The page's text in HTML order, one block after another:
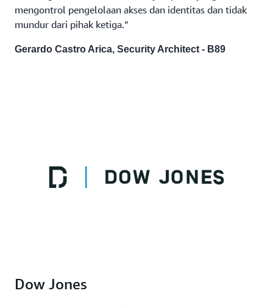
mengontrol pengelolaan akses dan identitas dan tidak
mundur dari pihak ketiga.”
Gerardo Castro Arica, Security Architect - B89
Dow Jones